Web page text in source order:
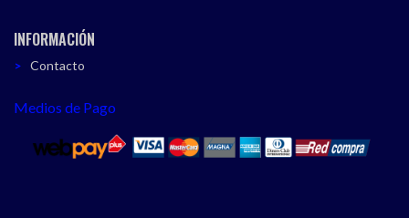
INFORMACIÓN
Contacto
Medios de Pago